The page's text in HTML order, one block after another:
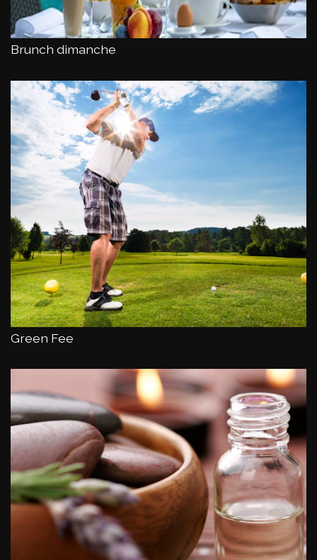
Brunch dimanche
Green Fee